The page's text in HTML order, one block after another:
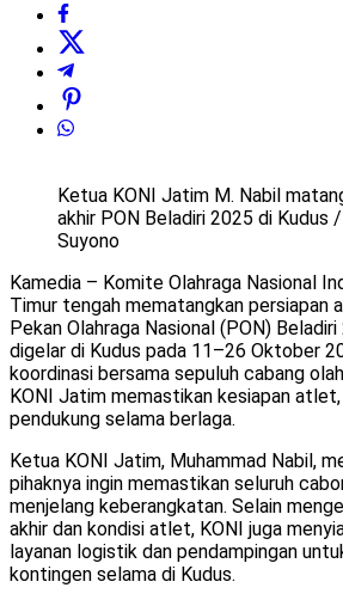
Ketua KONI Jatim M. Nabil
akhir PON Beladiri 2025 di Kudus
Suyono
Kamedia – Komite Olahraga Nasional
Timur tengah mematangkan persiapan
Pekan Olahraga Nasional (PON)
digelar di Kudus pada 11–26 Oktober
koordinasi bersama sepuluh cabang
KONI Jatim memastikan kesiapan
pendukung selama berlaga.
Ketua KONI Jatim, Muhammad Nabil,
pihaknya ingin memastikan seluruh
menjelang keberangkatan. Selain
akhir dan kondisi atlet, KONI juga
layanan logistik dan pendampingan
kontingen selama di Kudus.